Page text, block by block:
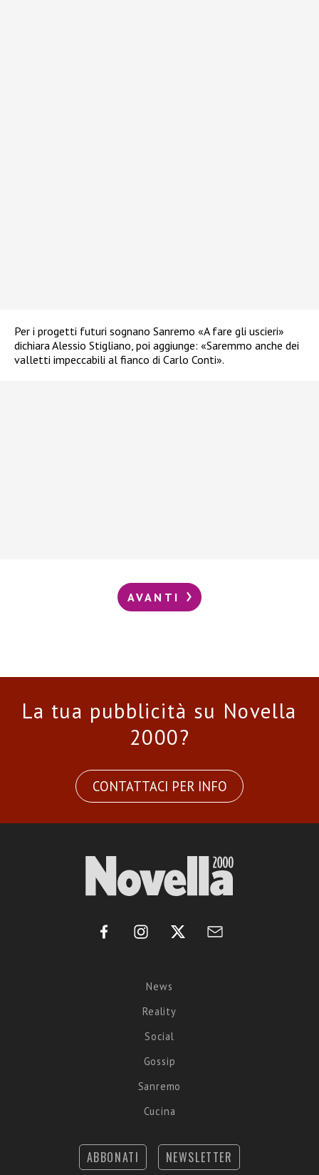
Per i progetti futuri sognano Sanremo «A fare gli uscieri»
dichiara Alessio Stigliano, poi aggiunge: «Saremmo anche dei
valletti impeccabili al fianco di Carlo Conti».
AVANTI
La tua pubblicità su Novella
2000?
CONTATTACI PER INFO
News
Reality
Social
Gossip
Sanremo
Cucina
ABBONATI NEWSLETTER